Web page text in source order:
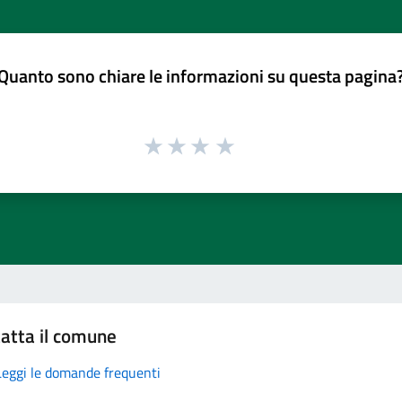
sono chiare le informazioni su questa
il comune
le domande frequenti